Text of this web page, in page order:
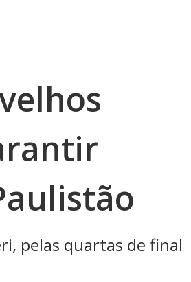
pelas quartas de final